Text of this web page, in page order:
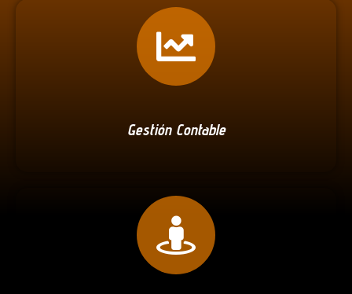
Gestión Contable